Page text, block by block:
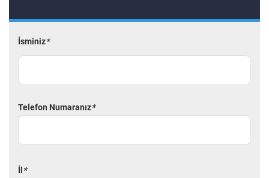
İsminiz*
Telefon Numaranız*
İl *